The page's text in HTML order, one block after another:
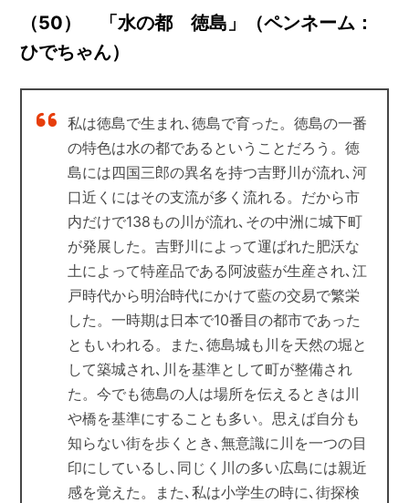
（50） 「水の都 徳島」（ペンネーム：
ひでちゃん）
私は徳島で生まれ､徳島で育った。徳島の一番
の特色は水の都であるということだろう。徳
島には四国三郎の異名を持つ吉野川が流れ､河
口近くにはその支流が多く流れる。だから市
内だけで138もの川が流れ､その中洲に城下町
が発展した。吉野川によって運ばれた肥沃な
土によって特産品である阿波藍が生産され､江
戸時代から明治時代にかけて藍の交易で繁栄
した。一時期は日本で10番目の都市であった
ともいわれる。また､徳島城も川を天然の堀と
して築城され､川を基準として町が整備され
た。今でも徳島の人は場所を伝えるときは川
や橋を基準にすることも多い。思えば自分も
知らない街を歩くとき､無意識に川を一つの目
印にしているし､同じく川の多い広島には親近
感を覚えた。また､私は小学生の時に､街探検